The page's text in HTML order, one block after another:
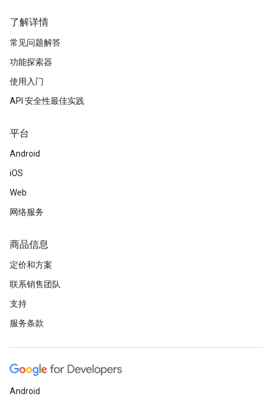
了解详情
常见问题解答
功能探索器
使用入门
API 安全性最佳实践
平台
Android
iOS
Web
网络服务
商品信息
定价和方案
联系销售团队
支持
服务条款
Android